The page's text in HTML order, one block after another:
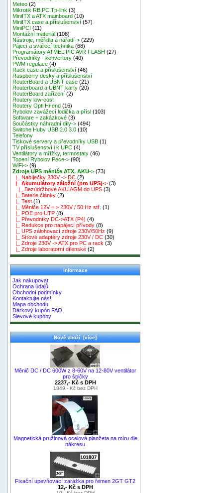
Meteo (2)
Mikrotik RB,PC,Tp-link (3)
MiniITX a ATX mainboard (10)
MiniITX case a příslušenství (57)
MiniPCI (11)
Montážní materiál (108)
Nástroje, měřidla a nářadí-> (229)
Pájecí a svářecí technika (68)
Programátory ATMEL PIC AVR FLASH (27)
Převodníky - konvertory (40)
PWM regulace (4)
Rack case a příslušenství (46)
Raspberry desky a příslušenství
RouterBoard a UBNT case (21)
Routerboard a UBNT karty (20)
RouterBoard zařízení (2)
Routery low-cost
Routery Opti Hi-end (16)
Rybolov zavážecí lodička a přísl (103)
Software + zakázkové (3)
Součástky náhradní díly-> (494)
Switche Huby USB 2.0 3.0 (10)
Telefony
Tiskové servery a převodníky USB (1)
TV příslušenství i k UPC (4)
Ventilátory a mřížky, termostaty (46)
Topení Rybolov Pece-> (90)
WiFi-> (9)
Zdroje UPS měniče ATX, AKU-> (73)
|_ Nabíječky 230V -> DC (2)
|_ Akumulátory záložní (pro UPS)-> (3)
|_ Bezúdržbové AKU AGM do UPS (3)
|_ Baterie články (2)
|_ Test (1)
|_ Měniče 12V = > 230V / 50 Hz stř. (1)
|_ POE pro UTP (8)
|_ Převodníky DC->ATX (P4) (4)
|_ Redukce pro napájecí přívody (8)
|_ UPS zálohovací zdroje 230V/50Hz (9)
|_ Síťové adaptéry zdroje 230V / DC (30)
|_ Zdroje 230V -> ATX pro PC a rack (3)
|_ Zdroje laboratorní dílenské (2)
Informace
Jak nakupovat
Ochrana údajů
Obchodní podmínky
Kontaktujte nás!
Mapa obchodu
Dárkový kupón FAQ
Slevové kupóny
Nové zboží [více]
Měnič DC / DC 600W z 8-60V na 12-80V ventilátor
pro špičky
2237,- Kč s DPH
1849,- Kč bez DPH
Magnetická pružinová ocelová planžeta na míru dle
nákresu
Fixační upevňovací zarážka pro řemen 2GT GT2
12,- Kč s DPH